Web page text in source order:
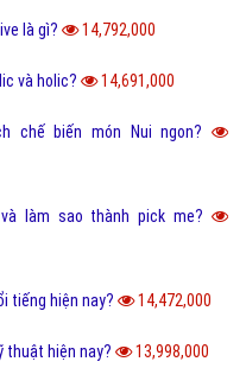
là gì? 14,792,000
và holic? 14,691,000
chế biến món Nui ngon?
làm sao thành pick me?
tiếng hiện nay? 14,472,000
thuật hiện nay? 13,998,000